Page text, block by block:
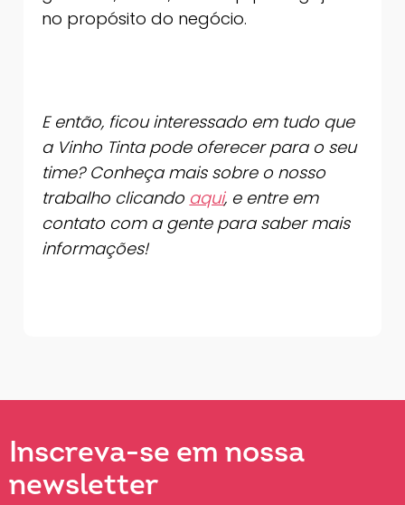
no propósito do negócio.
E então, ficou interessado em tudo que
a Vinho Tinta pode oferecer para o seu
time? Conheça mais sobre o nosso
trabalho clicando aqui, e entre em
contato com a gente para saber mais
informações!
Inscreva-se em nossa
newsletter